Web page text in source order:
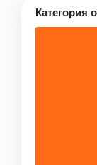
Категория